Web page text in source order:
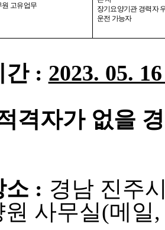
원 고유업무
장기요양기관 경력자
운전 가능자
간 : 2023. 05.
격자가 없을
소 : 경남 진주
사무실(메일